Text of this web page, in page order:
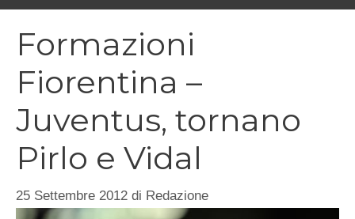
Formazioni
Fiorentina –
Juventus, tornano
Pirlo e Vidal
25 Settembre 2012 di Redazione